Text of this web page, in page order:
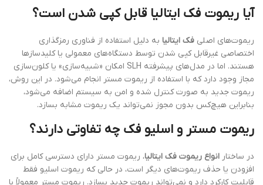
آیا ریموت فک ایتالیا قابل کپی شدن است؟
ریموت‌های اصلی فک ایتالیا به دلیل استفاده از فناوری رمزگذاری
اختصاصی غیرقابل کپی شدن توسط دستگاه‌های معمولی یا کلیدسازها
هستند. اما در مدل‌های پیشرفته SLH امکان «شبیه‌سازی» یا کلون‌سازی
مجاز وجود دارد که با استفاده از ریموت مستر انجام می‌شود. در این روش،
ریموت جدید به صورت کنترل شده و امن به سیستم اضافه می‌شود،
بنابراین هیچ‌کس بدون مجوز نمی‌تواند یک ریموت مشابه بسازد.
ریموت مستر و اسلیو فک چه تفاوتی دارند؟
در ساختار انواع ریموت فک ایتالیا، ریموت مستر دارای دسترسی کامل برای
افزودن یا حذف ریموت‌های دیگر است، در حالی که ریموت اسلیو فقط
قابلیت کارکرد دارد و نمی‌تواند ریموت جدید بسازد. ریموت مستر معمولاً با